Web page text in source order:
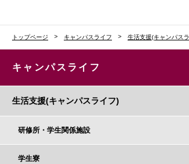
トップページ キャンパスライフ 生活支援(キャンパス
キャンパスライフ
生活支援(キャンパスライフ)
研修所・学生関係施設
学生寮